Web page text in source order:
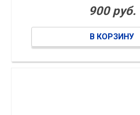
900 руб.
В КОРЗИНУ